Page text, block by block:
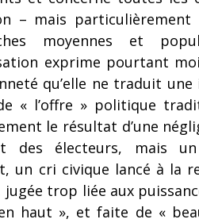
– mais particulièrement
moyennes et
exprime pourtant
qu’elle ne traduit
« l’offre » politique
le résultat d’une
des électeurs, mais
un cri civique lancé à la
trop liée aux
haut », et faite de «